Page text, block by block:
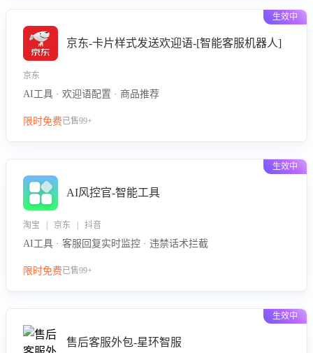
生效中
京东-卡片样式发送欢迎语-[智能客服机器人]
京东
AI工具 · 欢迎语配置 · 商品推荐
限时免费已售99+
生效中
AI风控官-智能工具
淘宝 | 京东 | 抖音
AI工具 · 客服回复实时监控 · 违禁话术拦截
限时免费已售99+
生效中
售后客服外包-星环智服